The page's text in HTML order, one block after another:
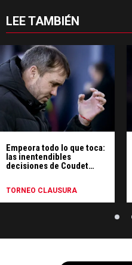
LEE TAMBIÉN
Empeora todo lo que toca:
las inentendibles
decisiones de Coudet
TORNEO CLAUSURA